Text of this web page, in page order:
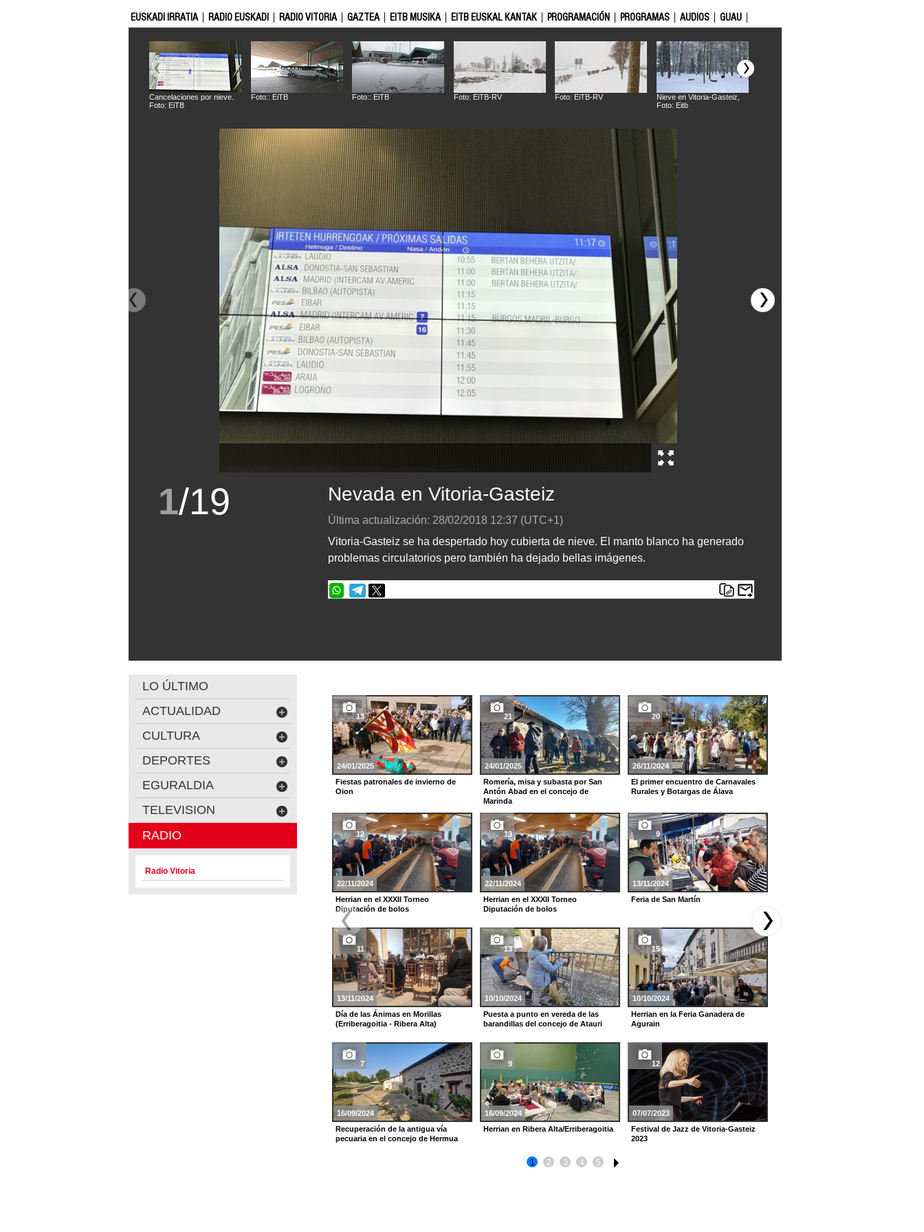
EUSKADI IRRATIA RADIO EUSKADI RADIO VITORIA GAZTEA EITB MUSIKA EITB EUSKAL KANTAK PROGRAMACIÓN PROGRAMAS AUDIOS GUAU
Cancelaciones por nieve.
Foto: EiTB
Foto:: EiTB Foto:: EiTB Foto: EiTB-RV Foto: EiTB-RV
Nieve en Vitoria-Gasteiz,
Foto: Eitb
1/19 Nevada en Vitoria-Gasteiz
Última actualización: 28/02/2018 12:37 (UTC+1)
Vitoria-Gasteiz se ha despertado hoy cubierta de nieve. El manto blanco ha generado
problemas circulatorios pero también ha dejado bellas imágenes.
LO ÚLTIMO
ACTUALIDAD
CULTURA
DEPORTES
EGURALDIA
TELEVISION
RADIO
Radio Vitoria
13
24/01/2025
Fiestas patronales de invierno de
Oion
21
24/01/2025
Romería, misa y subasta por San
Antón Abad en el concejo de
Marinda
20
26/11/2024
El primer encuentro de Carnavales
Rurales y Botargas de Álava
12
22/11/2024
Herrian en el XXXII Torneo
Diputación de bolos
13
22/11/2024
Herrian en el XXXII Torneo
Diputación de bolos
9
13/11/2024
Feria de San Martín
11
13/11/2024
Día de las Ánimas en Morillas
(Erriberagoitia - Ribera Alta)
13
10/10/2024
Puesta a punto en vereda de las
barandillas del concejo de Atauri
15
10/10/2024
Herrian en la Feria Ganadera de
Agurain
7
16/09/2024
Recuperación de la antigua vía
pecuaria en el concejo de Hermua
9
16/09/2024
Herrian en Ribera Alta/Erriberagoitia
12
07/07/2023
Festival de Jazz de Vitoria-Gasteiz
2023
1 2 3 4 5